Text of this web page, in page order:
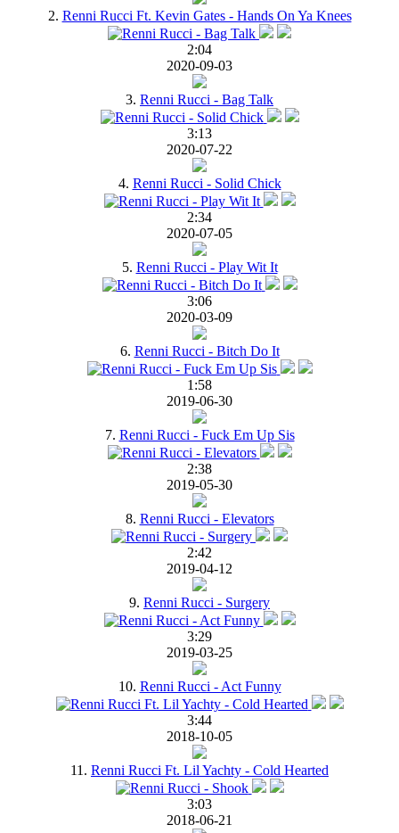
2. Renni Rucci Ft. Kevin Gates - Hands On Ya Knees
2:04
2020-09-03
3. Renni Rucci - Bag Talk
3:13
2020-07-22
4. Renni Rucci - Solid Chick
2:34
2020-07-05
5. Renni Rucci - Play Wit It
3:06
2020-03-09
6. Renni Rucci - Bitch Do It
1:58
2019-06-30
7. Renni Rucci - Fuck Em Up Sis
2:38
2019-05-30
8. Renni Rucci - Elevators
2:42
2019-04-12
9. Renni Rucci - Surgery
3:29
2019-03-25
10. Renni Rucci - Act Funny
3:44
2018-10-05
11. Renni Rucci Ft. Lil Yachty - Cold Hearted
3:03
2018-06-21